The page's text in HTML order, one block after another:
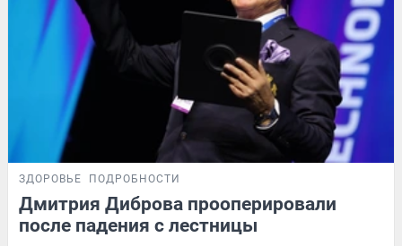
ЗДОРОВЬЕ ПОДРОБНОСТИ
Дмитрия Диброва прооперировали
после падения с лестницы